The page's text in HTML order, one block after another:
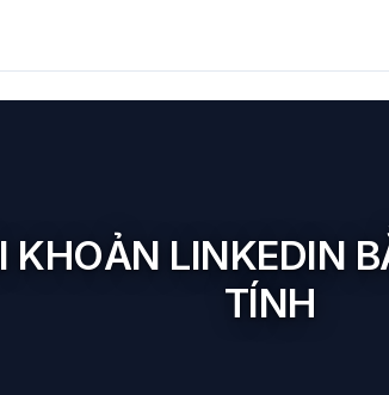
KHOẢN LINKEDIN
TÍNH